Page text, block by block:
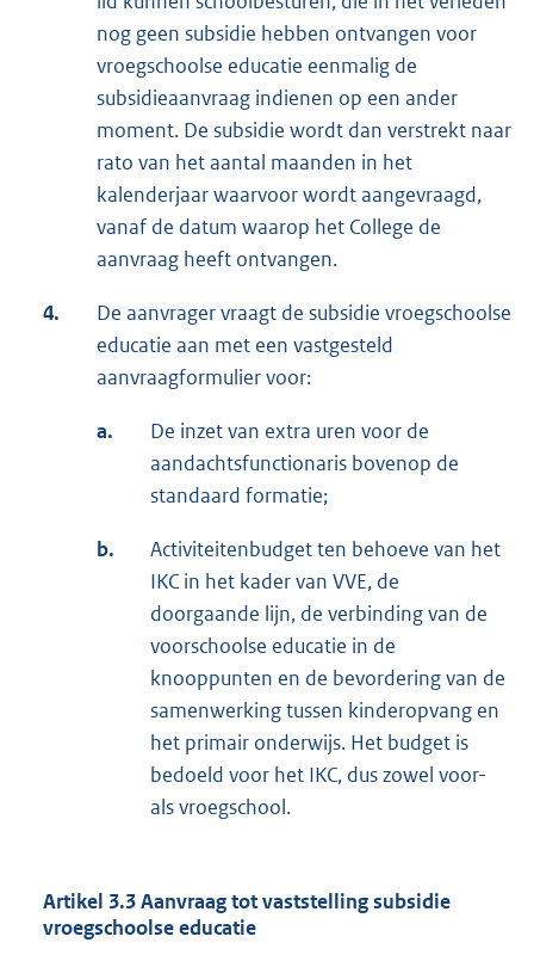
nog geen subsidie hebben ontvangen voor
vroegschoolse educatie eenmalig de
subsidieaanvraag indienen op een ander
moment. De subsidie wordt dan verstrekt naar
rato van het aantal maanden in het
kalenderjaar waarvoor wordt aangevraagd,
vanaf de datum waarop het College de
aanvraag heeft ontvangen.
4.
De aanvrager vraagt de subsidie vroegschoolse
educatie aan met een vastgesteld
aanvraagformulier voor:
a.
De inzet van extra uren voor de
aandachtsfunctionaris bovenop de
standaard formatie;
b.
Activiteitenbudget ten behoeve van het
IKC in het kader van VVE, de
doorgaande lijn, de verbinding van de
voorschoolse educatie in de
knooppunten en de bevordering van de
samenwerking tussen kinderopvang en
het primair onderwijs. Het budget is
bedoeld voor het IKC, dus zowel voor-
als vroegschool.
Artikel 3.3 Aanvraag tot vaststelling subsidie
vroegschoolse educatie